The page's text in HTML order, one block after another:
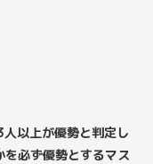
以上が優勢と判定し
を必ず優勢とするマス